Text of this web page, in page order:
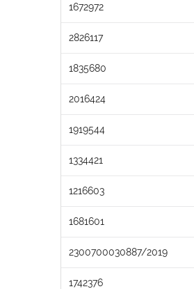
1672972
2826117
1835680
2016424
1919544
1334421
1216603
1681601
2300700030887/2019
1742376